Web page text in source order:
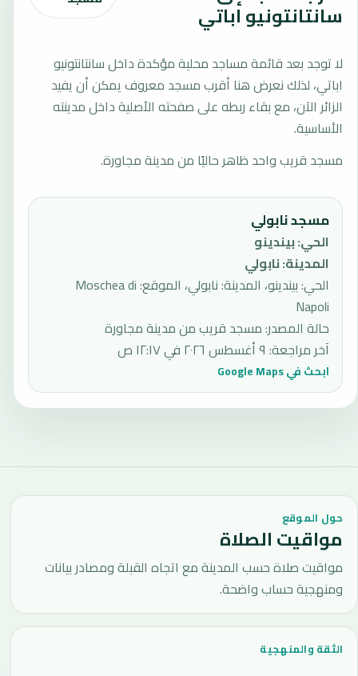
سانتانتونيو اباتي
لا توجد بعد قائمة مساجد محلية مؤكدة داخل سانتانتونيو
اباتي، لذلك نعرض هنا أقرب مسجد معروف يمكن أن يفيد
الزائر الآن، مع بقاء ربطه على صفحته الأصلية داخل مدينته
الأساسية.
مسجد قريب واحد ظاهر حاليًا من مدينة مجاورة.
مسجد نابولي
الحي:بيندينو
المدينة:نابولي
الحي: بيندينو، المدينة: نابولي، الموقع: Moschea di
Napoli
حالة المصدر:مسجد قريب من مدينة مجاورة
آخر مراجعة: ٩ أغسطس ٢٠٢٦ في ١٢:١٧ ص
ابحث في Google Maps
حول الموقع
مواقيت الصلاة
مواقيت صلاة حسب المدينة مع اتجاه القبلة ومصادر بيانات
ومنهجية حساب واضحة.
الثقة والمنهجية